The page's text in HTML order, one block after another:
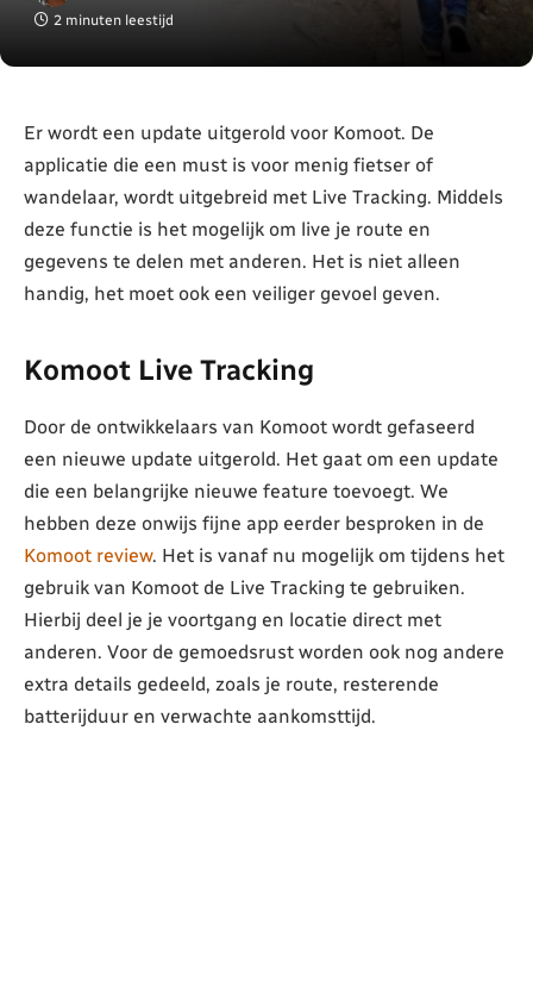
2 minuten leestijd
Er wordt een update uitgerold voor Komoot. De
applicatie die een must is voor menig fietser of
wandelaar, wordt uitgebreid met Live Tracking. Middels
deze functie is het mogelijk om live je route en
gegevens te delen met anderen. Het is niet alleen
handig, het moet ook een veiliger gevoel geven.
Komoot Live Tracking
Door de ontwikkelaars van Komoot wordt gefaseerd
een nieuwe update uitgerold. Het gaat om een update
die een belangrijke nieuwe feature toevoegt. We
hebben deze onwijs fijne app eerder besproken in de
Komoot review. Het is vanaf nu mogelijk om tijdens het
gebruik van Komoot de Live Tracking te gebruiken.
Hierbij deel je je voortgang en locatie direct met
anderen. Voor de gemoedsrust worden ook nog andere
extra details gedeeld, zoals je route, resterende
batterijduur en verwachte aankomsttijd.